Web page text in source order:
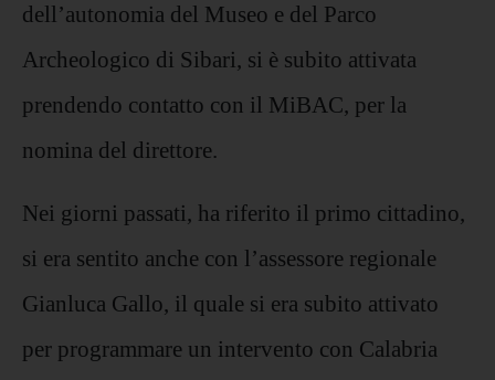
dell’autonomia del Museo e del Parco
Archeologico di Sibari, si è subito attivata
prendendo contatto con il MiBAC, per la
nomina del direttore.
Nei giorni passati, ha riferito il primo cittadino,
si era sentito anche con l’assessore regionale
Gianluca Gallo, il quale si era subito attivato
per programmare un intervento con Calabria